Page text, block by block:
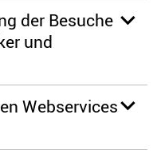
der Besuche
und
Webservices